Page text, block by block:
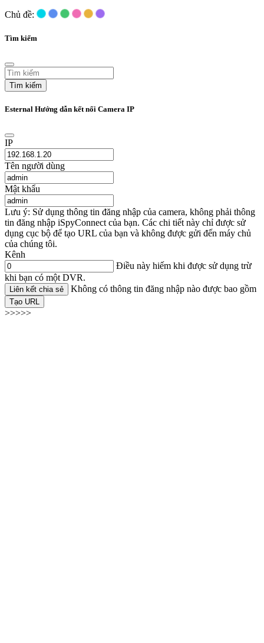
Chủ đề:
Tìm kiếm
Tìm kiếm
Esternal Hướng dẫn kết nối Camera IP
IP
Tên người dùng
Mật khẩu
Lưu ý: Sử dụng thông tin đăng nhập của camera, không phải thông
tin đăng nhập iSpyConnect của bạn. Các chi tiết này chỉ được sử
dụng cục bộ để tạo URL của bạn và không được gửi đến máy chủ
của chúng tôi.
Kênh
Điều này hiếm khi được sử dụng trừ
khi bạn có một DVR.
Liên kết chia sẻ Không có thông tin đăng nhập nào được bao gồm
Tạo URL
>>>>>